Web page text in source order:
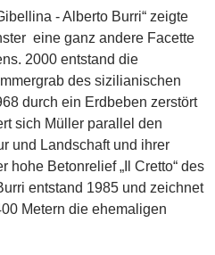
- Alberto Burri“ zeigte
eine ganz andere Facette
2000 entstand die
des sizilianischen
durch ein Erdbeben zerstört
sich Müller parallel den
und Landschaft und ihrer
hohe Betonrelief „Il Cretto“ des
entstand 1985 und zeichnet
Metern die ehemaligen